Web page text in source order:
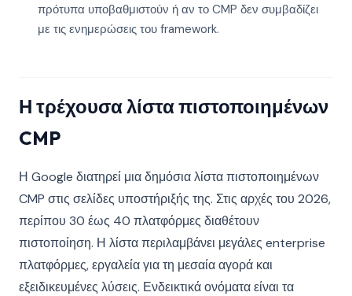
πρότυπα υποβαθμιστούν ή αν το CMP δεν συμβαδίζει
με τις ενημερώσεις του framework.
Η τρέχουσα λίστα πιστοποιημένων
CMP
Η Google διατηρεί μια δημόσια λίστα πιστοποιημένων
CMP στις σελίδες υποστήριξής της. Στις αρχές του 2026,
περίπου 30 έως 40 πλατφόρμες διαθέτουν
πιστοποίηση. Η λίστα περιλαμβάνει μεγάλες enterprise
πλατφόρμες, εργαλεία για τη μεσαία αγορά και
εξειδικευμένες λύσεις. Ενδεικτικά ονόματα είναι τα